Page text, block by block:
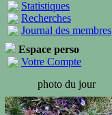
Statistiques
Recherches
Journal des membres
Espace perso
Votre Compte
photo du jour